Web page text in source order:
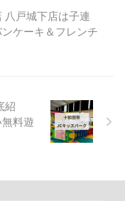
八戸城下店は子連
ケーキ＆フレンチ
紹
料遊